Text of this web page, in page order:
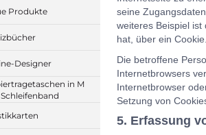
Produkte
Designer
in M
seine
weiteres Beispiel ist
hat, über ein Cookie.
Die betroffene
Internetbrowsers
Internetbrowser
Setzung von
5. Erfassung